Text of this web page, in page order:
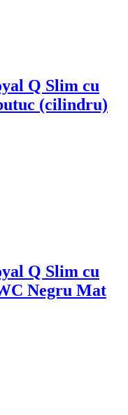
Q Slim cu
(cilindru)
Q Slim cu
Negru Mat